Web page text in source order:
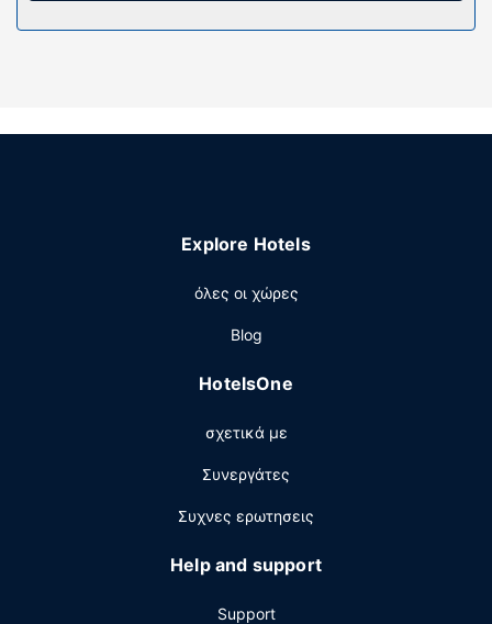
Παροχές καταλύματος
δωρεάν ασύρματο ίντερνετ και χώρο για πικνίκ.
Στις σημαντικές παροχές περιλαμβάνονται αποθήκευση
στους κοινόχρηστους χώρους. Στους χώρους μας θα
Explore Hotels
όλες οι χώρες
Blog
HotelsOne
σχετικά με
Συνεργάτες
Συχνες ερωτησεις
Help and support
Support